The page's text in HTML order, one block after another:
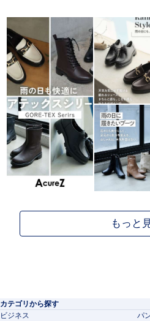
カテゴリから探す
ビジネス
パ